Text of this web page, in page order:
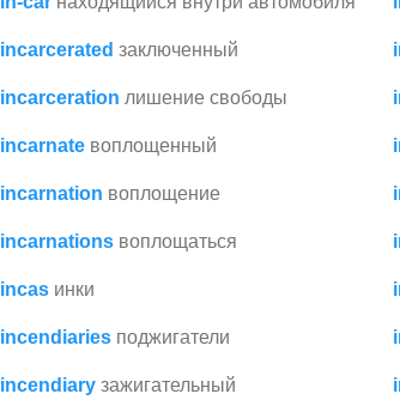
incarcerated заключенный
incarceration лишение свободы
incarnate воплощенный
incarnation воплощение
incarnations воплощаться
incas инки
incendiaries поджигатели
incendiary зажигательный